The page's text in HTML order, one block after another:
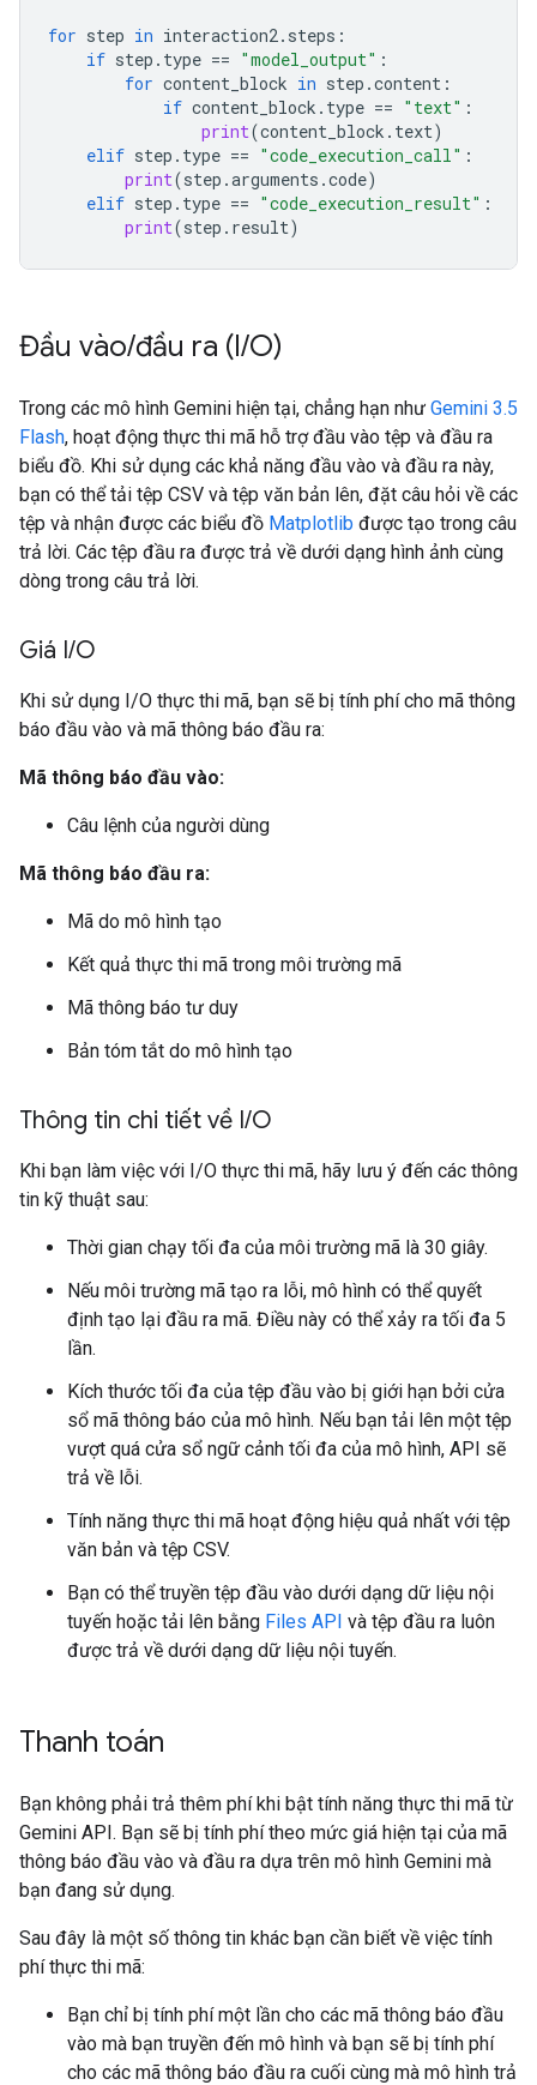
for step in interaction2. steps :
if step . type == "model_output" :
for content_block in step .content :
if content_block . type == "text" :
print(content_block . text)
elif step . type == "code_execution_call" :
print(step .arguments .code)
elif step . type == "code_execution_result" :
print(step . result)
Đầu vào/đầu ra (I/O)
Trong các mô hình Gemini hiện tại, chẳng hạn như Gemini 3.5
Flash, hoạt động thực thi mã hỗ trợ đầu vào tệp và đầu ra
biểu đồ. Khi sử dụng các khả năng đầu vào và đầu ra này,
bạn có thể tải tệp CSV và tệp văn bản lên, đặt câu hỏi về các
tệp và nhận được các biểu đồ Matplotlib được tạo trong câu
trả lời. Các tệp đầu ra được trả về dưới dạng hình ảnh cùng
dòng trong câu trả lời.
Giá I/O
Khi sử dụng I/O thực thi mã, bạn sẽ bị tính phí cho mã thông
báo đầu vào và mã thông báo đầu ra:
Mã thông báo đầu vào:
Câu lệnh của người dùng
Mã thông báo đầu ra:
Mã do mô hình tạo
Kết quả thực thi mã trong môi trường mã
Mã thông báo tư duy
Bản tóm tắt do mô hình tạo
Thông tin chi tiết về I/O
Khi bạn làm việc với I/O thực thi mã, hãy lưu ý đến các thông
tin kỹ thuật sau:
Thời gian chạy tối đa của môi trường mã là 30 giây.
Nếu môi trường mã tạo ra lỗi, mô hình có thể quyết
định tạo lại đầu ra mã. Điều này có thể xảy ra tối đa 5
lần.
Kích thước tối đa của tệp đầu vào bị giới hạn bởi cửa
sổ mã thông báo của mô hình. Nếu bạn tải lên một tệp
vượt quá cửa sổ ngữ cảnh tối đa của mô hình, API sẽ
trả về lỗi.
Tính năng thực thi mã hoạt động hiệu quả nhất với tệp
văn bản và tệp CSV.
Bạn có thể truyền tệp đầu vào dưới dạng dữ liệu nội
tuyến hoặc tải lên bằng Files API và tệp đầu ra luôn
được trả về dưới dạng dữ liệu nội tuyến.
Thanh toán
Bạn không phải trả thêm phí khi bật tính năng thực thi mã từ
Gemini API. Bạn sẽ bị tính phí theo mức giá hiện tại của mã
thông báo đầu vào và đầu ra dựa trên mô hình Gemini mà
bạn đang sử dụng.
Sau đây là một số thông tin khác bạn cần biết về việc tính
phí thực thi mã:
Bạn chỉ bị tính phí một lần cho các mã thông báo đầu
vào mà bạn truyền đến mô hình và bạn sẽ bị tính phí
cho các mã thông báo đầu ra cuối cùng mà mô hình trả